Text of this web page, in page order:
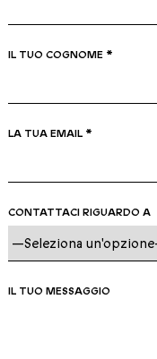
IL TUO COGNOME *
LA TUA EMAIL *
CONTATTACI RIGUARDO A
IL TUO MESSAGGIO